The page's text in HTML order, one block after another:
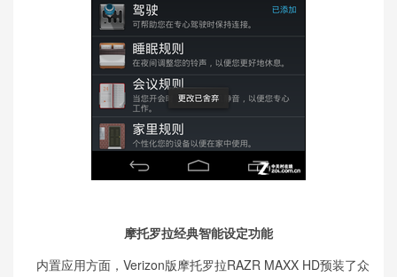
摩托罗拉经典智能设定功能
内置应用方面，Verizon版摩托罗拉RAZR MAXX HD预装了众